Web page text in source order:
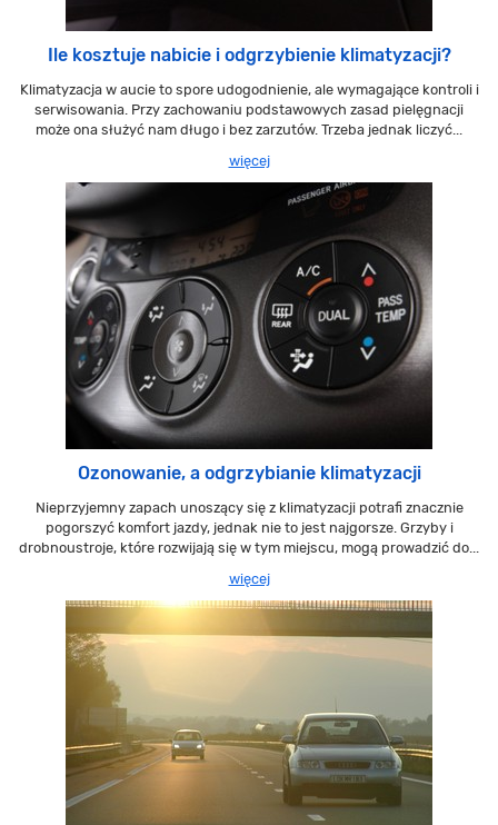
Ile kosztuje nabicie i odgrzybienie klimatyzacji?
Klimatyzacja w aucie to spore udogodnienie, ale wymagające kontroli i
serwisowania. Przy zachowaniu podstawowych zasad pielęgnacji
może ona służyć nam długo i bez zarzutów. Trzeba jednak liczyć...
więcej
Ozonowanie, a odgrzybianie klimatyzacji
Nieprzyjemny zapach unoszący się z klimatyzacji potrafi znacznie
pogorszyć komfort jazdy, jednak nie to jest najgorsze. Grzyby i
drobnoustroje, które rozwijają się w tym miejscu, mogą prowadzić do...
więcej